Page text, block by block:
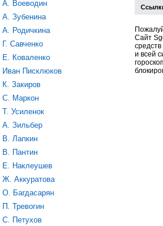
А. Воеводин
А. Зубенина
А. Родичкина
Г. Савченко
Е. Коваленко
Иван Писклюков
К. Закиров
С. Маркон
Т. Усиленок
А. Зильбер
В. Лапкин
В. Пантин
Е. Наклеушев
Ж. Аккуратова
О. Багдасарян
П. Тревогин
С. Петухов
Сайт
и всей